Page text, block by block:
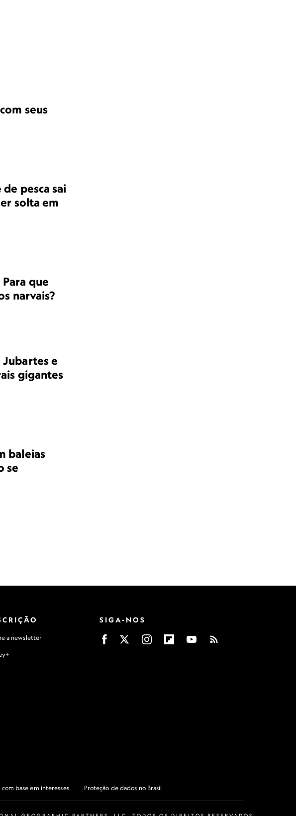
seus
pesca sai
solta em
que
narvais?
Jubartes e
gigantes
baleias
se
a newsletter
SIGA-NOS
com base em interesses Proteção de dados no Brasil